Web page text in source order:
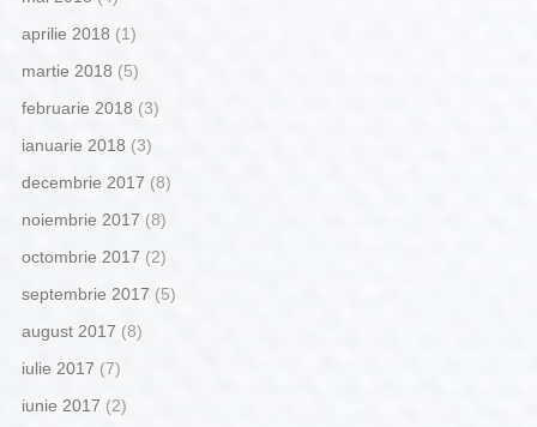
aprilie 2018 (1)
martie 2018 (5)
februarie 2018 (3)
ianuarie 2018 (3)
decembrie 2017 (8)
noiembrie 2017 (8)
octombrie 2017 (2)
septembrie 2017 (5)
august 2017 (8)
iulie 2017 (7)
iunie 2017 (2)